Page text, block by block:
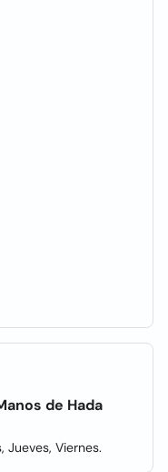
de Hada
Jueves, Viernes.